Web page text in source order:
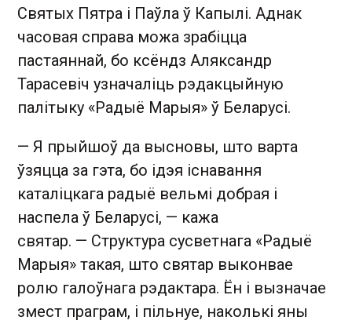
Святых Пятра і Паўла ў Капылі. Аднак
часовая справа можа зрабіцца
пастаяннай, бо ксёндз Аляксандр
Тарасевіч узначаліць рэдакцыйную
палітыку «Радыё Марыя» ў Беларусі.
— Я прыйшоў да высновы, што варта
ўзяцца за гэта, бо ідэя існавання
каталіцкага радыё вельмі добрая і
наспела ў Беларусі, — кажа
святар. — Структура сусветнага «Радыё
Марыя» такая, што святар выконвае
ролю галоўнага рэдактара. Ён і вызначае
змест праграм, і пільнуе, наколькі яны